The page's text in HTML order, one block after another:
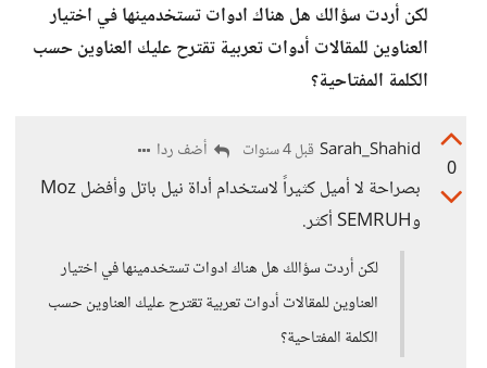
لكن أردت سؤالك هل هناك ادوات تستخدمينها في اختيار
العناوين للمقالات أدوات تعربية تقترح عليك العناوين حسب
الكلمة المفتاحية؟
0
Sarah_Shahid قبل 4 سنوات أضف ردا
بصراحة لا أميل كثيراً لاستخدام أداة نيل باتل وأفضل Moz
وSEMRUH أكثر.
لكن أردت سؤالك هل هناك ادوات تستخدمينها في اختيار
العناوين للمقالات أدوات تعربية تقترح عليك العناوين حسب
الكلمة المفتاحية؟